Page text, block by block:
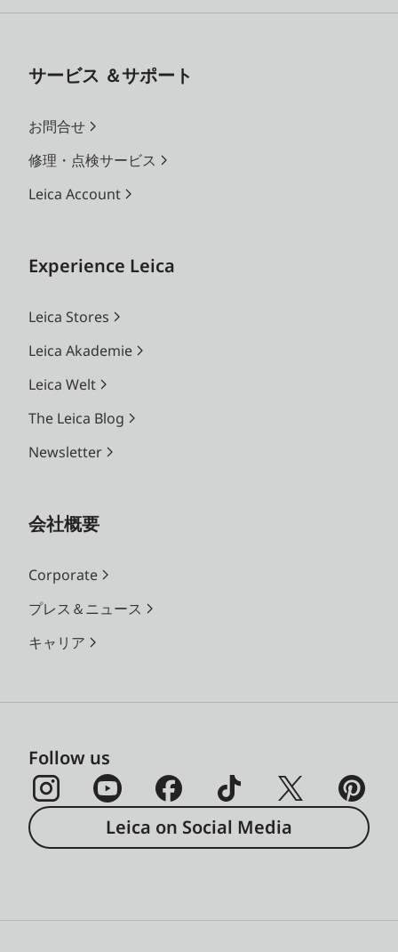
サービス ＆サポート
お問合せ
修理・点検サービス
Leica Account
Experience Leica
Leica Stores
Leica Akademie
Leica Welt
The Leica Blog
Newsletter
会社概要
Corporate
プレス＆ニュース
キャリア
Follow us
Leica on Social Media